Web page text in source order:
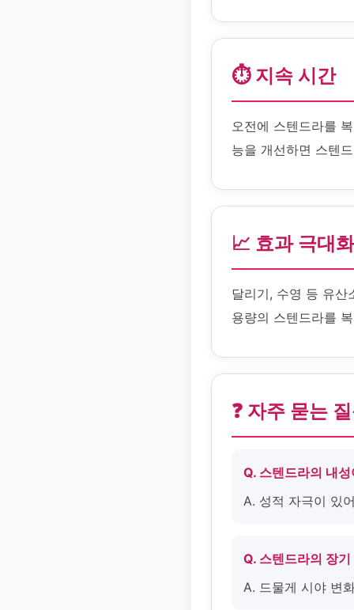
⏱️ 지속 시간
오전에 스텐드라를
능을 개선하면 스텐
📈 효과 극대화
달리기, 수영 등 유산
용량의 스텐드라를
❓ 자주 묻는
Q. 스텐드라의 내
A. 성적 자극이 있
Q. 스텐드라의 장
A. 드물게 시야 변